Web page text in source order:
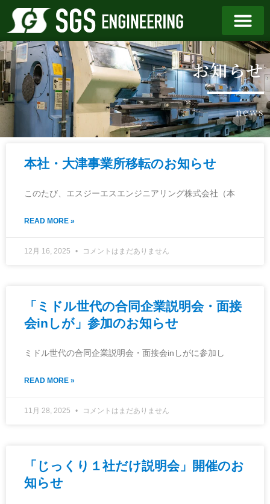
お知らせ
news
本社・大津事業所移転のお知らせ
このたび、エスジーエスエンジニアリング株式会社（本
READ MORE »
12月 16, 2025 コメントはまだありません
「ミドル世代の合同企業説明会・面接
会inしが」参加のお知らせ
ミドル世代の合同企業説明会・面接会inしがに参加し
READ MORE »
11月 28, 2025 コメントはまだありません
「じっくり１社だけ説明会」開催のお
知らせ